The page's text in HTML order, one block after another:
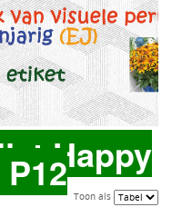
Happy
Toon als